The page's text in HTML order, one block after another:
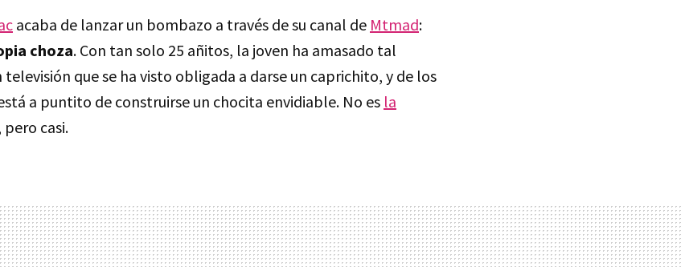
acaba de lanzar un bombazo a través de su canal de Mtmad:
choza. Con tan solo 25 añitos, la joven ha amasado tal
que se ha visto obligada a darse un caprichito, y de los
a puntito de construirse un chocita envidiable. No es la
pero casi.